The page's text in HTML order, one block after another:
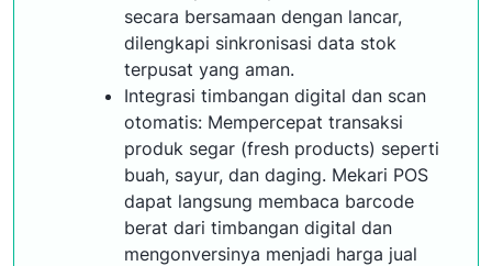
secara bersamaan dengan lancar,
dilengkapi sinkronisasi data stok
terpusat yang aman.
Integrasi timbangan digital dan scan
otomatis: Mempercepat transaksi
produk segar (fresh products) seperti
buah, sayur, dan daging. Mekari POS
dapat langsung membaca barcode
berat dari timbangan digital dan
mengonversinya menjadi harga jual